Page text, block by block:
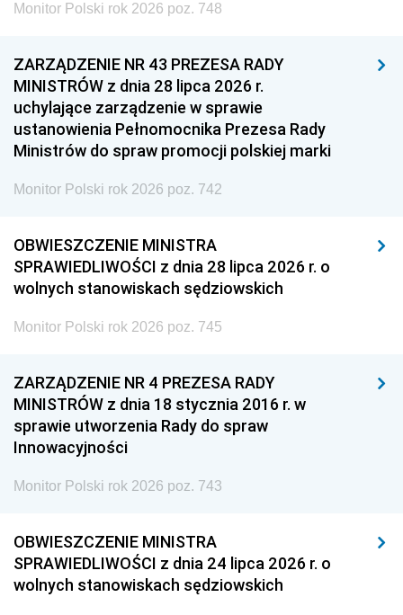
Monitor Polski rok 2026 poz. 748
ZARZĄDZENIE NR 43 PREZESA RADY
MINISTRÓW z dnia 28 lipca 2026 r.
uchylające zarządzenie w sprawie
ustanowienia Pełnomocnika Prezesa Rady
Ministrów do spraw promocji polskiej marki
Monitor Polski rok 2026 poz. 742
OBWIESZCZENIE MINISTRA
SPRAWIEDLIWOŚCI z dnia 28 lipca 2026 r. o
wolnych stanowiskach sędziowskich
Monitor Polski rok 2026 poz. 745
ZARZĄDZENIE NR 4 PREZESA RADY
MINISTRÓW z dnia 18 stycznia 2016 r. w
sprawie utworzenia Rady do spraw
Innowacyjności
Monitor Polski rok 2026 poz. 743
OBWIESZCZENIE MINISTRA
SPRAWIEDLIWOŚCI z dnia 24 lipca 2026 r. o
wolnych stanowiskach sędziowskich